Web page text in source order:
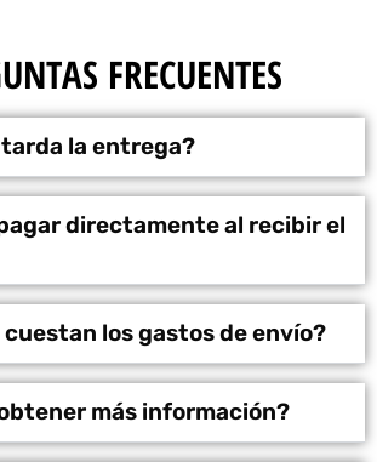
FRECUENTES
tarda la entrega?
directamente al recibir el
cuestan los gastos de envío?
más información?